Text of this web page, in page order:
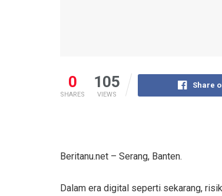
0
SHARES
105
VIEWS
Share
Beritanu.net – Serang, Banten.
Dalam era digital seperti sekarang,